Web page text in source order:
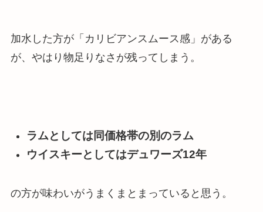
加水した方が「カリビアンスムース感」がある
が、やはり物足りなさが残ってしまう。
ラムとしては同価格帯の別のラム
ウイスキーとしてはデュワーズ12年
の方が味わいがうまくまとまっている と思う。